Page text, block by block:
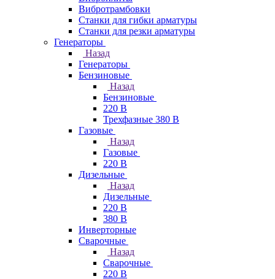
Вибротрамбовки
Станки для гибки арматуры
Станки для резки арматуры
Генераторы
Назад
Генераторы
Бензиновые
Назад
Бензиновые
220 В
Трехфазные 380 В
Газовые
Назад
Газовые
220 В
Дизельные
Назад
Дизельные
220 В
380 В
Инверторные
Сварочные
Назад
Сварочные
220 В